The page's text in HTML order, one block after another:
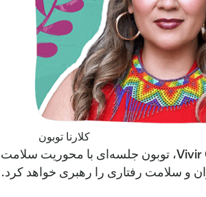
کلارنا توبون
در Vivir Con Ganas، توبون جلسه‌ای با محوریت سلامت
و سلامت رفتاری را رهبری خواهد کرد.